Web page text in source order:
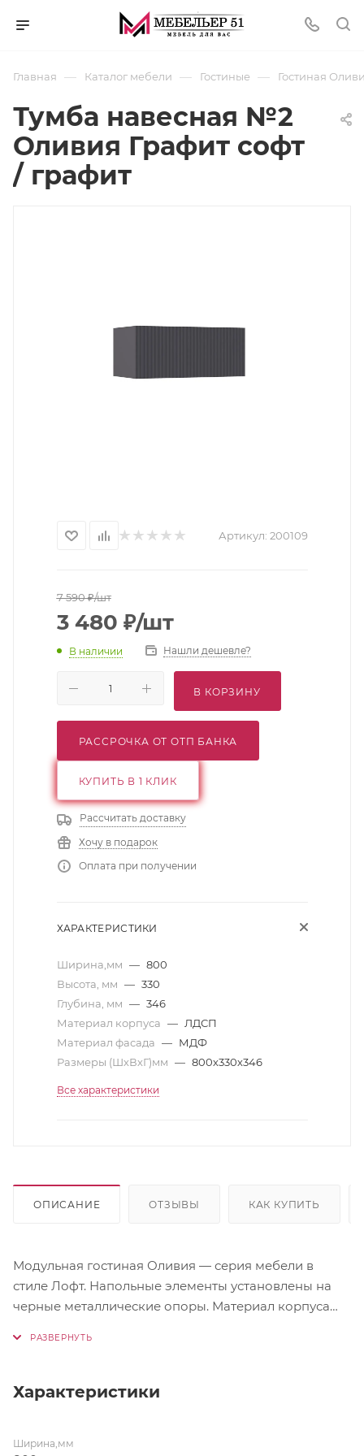
Главная — Каталог мебели — Гостиные — Гостиная
Тумба навесная №2
Оливия Графит софт
/ графит
Артикул: 200109
7 590₽/шт
3 480 ₽/шт
В наличии Нашли дешевле?
В КОРЗИНУ
РАССРОЧКА ОТ ОТП БАНКА
КУПИТЬ В 1 КЛИК
Рассчитать доставку
Хочу в подарок
Оплата при получении
ХАРАКТЕРИСТИКИ
Ширина,мм — 800
Высота, мм — 330
Глубина, мм — 346
Материал корпуса — ЛДСП
Материал фасада — МДФ
Размеры (ШхВхГ)мм — 800х330х346
Все характеристики
ОПИСАНИЕ ОТЗЫВЫ КАК КУПИТЬ
Модульная гостиная Оливия — серия мебели в
стиле Лофт. Напольные элементы установлены на
черные металлические опоры. Материал корпуса
Характеристики
Ширина,мм